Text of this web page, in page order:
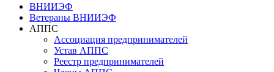
ВНИИЭФ
Ветераны ВНИИЭФ
АППС
Ассоциация предпринимателей
Устав АППС
Реестр предпринимателей